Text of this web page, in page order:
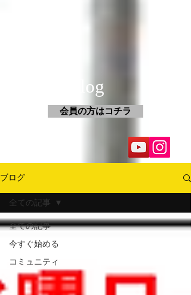
​創和会Blog
会員の方はコチラ
ブログ
全ての記事
今すぐ始める
コミュニティ
全ての記事